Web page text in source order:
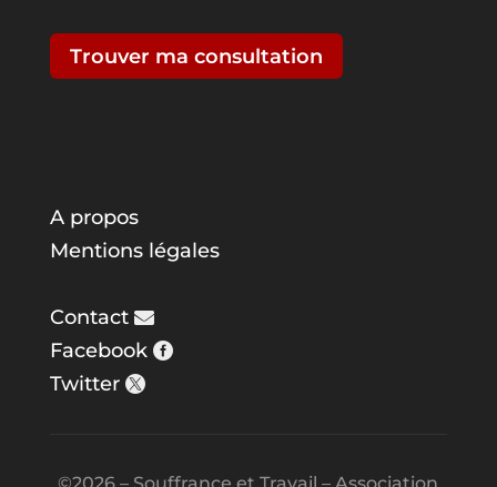
Trouver ma consultation
A propos
Mentions légales
Contact
Facebook
Twitter